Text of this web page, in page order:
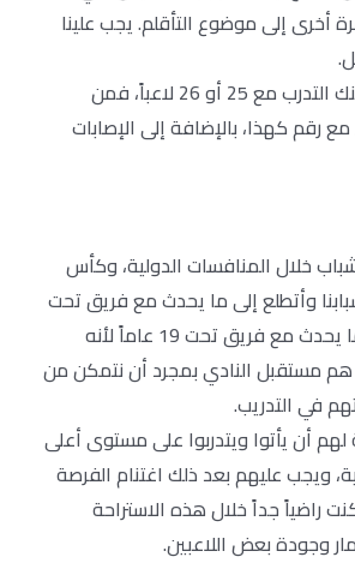
أخرى إلى موضوع التأقلم. يجب علينا
بشكل عام، لا يمكنك التدرب مع 25 أو 26 لاعباً، فمن
رقم كهذا، بالإضافة إلى الإصابات
خلال المنافسات الدولية، وكأس
وأتطلع إلى ما يحدث مع فريق تحت
23 عاماً. أنا أتابع ما يحدث مع فريق تحت 19 عاماً لأنه
هم مستقبل النادي بمجرد أن نتمكن من
في التدريب.
لهم أن يأتوا ويتدربوا على مستوى أعلى
ويجب عليهم بعد ذلك اغتنام الفرصة
راضياً جداً خلال هذه الاستراحة
وجودة بعض اللاعبين.